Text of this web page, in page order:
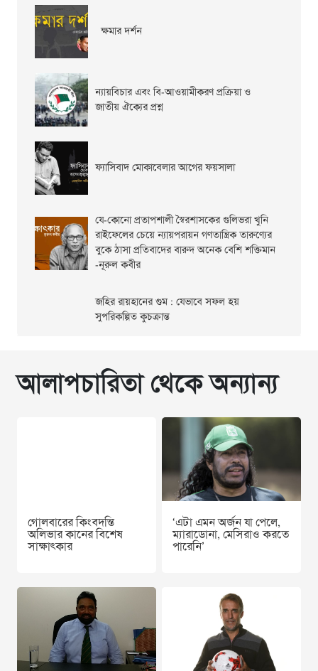
ক্ষমার দর্শন
ন্যায়বিচার এবং বি-আওয়ামীকরণ প্রক্রিয়া ও
জাতীয় ঐক্যের প্রশ্ন
ফ্যাসিবাদ মোকাবেলার আগের ফয়সালা
যে-কোনো প্রতাপশালী স্বৈরশাসকের গুলিভরা খুনি
রাইফেলের চেয়ে ন্যায়পরায়ন গণতান্ত্রিক তারুণ্যের
বুকে ঠাসা প্রতিবাদের বারুদ অনেক বেশি শক্তিমান
-নূরুল কবীর
জহির রায়হানের গুম : যেভাবে সফল হয়
সুপরিকল্পিত কুচক্রান্ত
আলাপচারিতা থেকে অন্যান্য
গোলবারের কিংবদন্তি
অলিভার কানের বিশেষ
সাক্ষাৎকার
‘এটা এমন অর্জন যা পেলে,
ম্যারাডোনা, মেসিরাও করতে
পারেনি’